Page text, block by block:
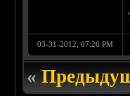
03-31-2012, 07:26 PM
«